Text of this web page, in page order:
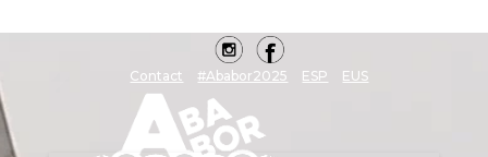
Contact #Ababor2025 ESP EUS